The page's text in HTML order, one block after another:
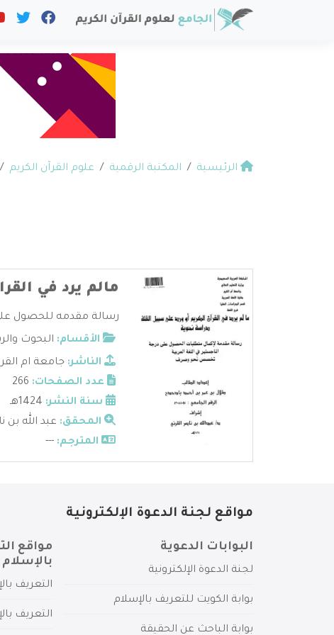
الرئيسية المكتبة الرقمية علوم القرآن الكريم
مالم يرد في
رسالة مقدمه للحصول
الأقسام: البحوث
الناشر: جامعة ام
عدد الصفحات:
سنة النشر:
المحقق: عبد الله بن
المترجم: ---
مواقع لجنة الدعوة الإلكترونية
البوابات الدعوية
لجنة الدعوة الإلكترونية
بوابة الكويت للتعريف بالإسلام
بوابة الباحث عن الحقيقة
مواقع
بالإسلام
التعريف
التعريف